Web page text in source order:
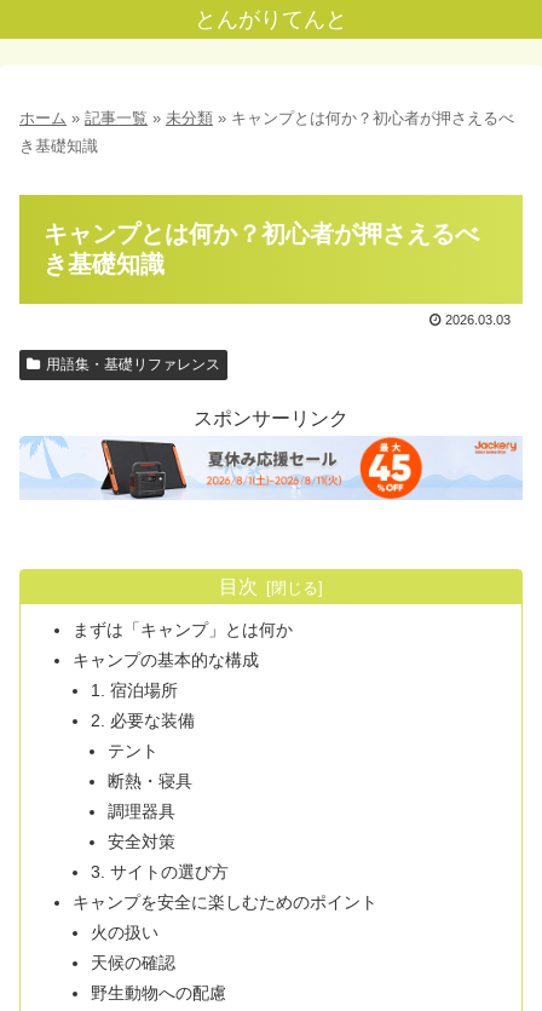
とんがりてんと
ホーム » 記事一覧 » 未分類 » キャンプとは何か？初心者が押さえるべ
き基礎知識
キャンプとは何か？初心者が押さえるべ
き基礎知識
2026.03.03
用語集・基礎リファレンス
スポンサーリンク
目次
まずは「キャンプ」とは何か
キャンプの基本的な構成
1. 宿泊場所
2. 必要な装備
テント
断熱・寝具
調理器具
安全対策
3. サイトの選び方
キャンプを安全に楽しむためのポイント
火の扱い
天候の確認
野生動物への配慮